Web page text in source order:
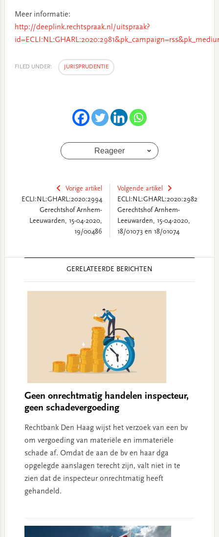
Meer informatie:
http://deeplink.rechtspraak.nl/uitspraak?
FILED UNDER: JURISPRUDENTIE
Reageer
Vorige artikel
ECLI:NL:GHARL:2020:2994
Gerechtshof Arnhem-
Leeuwarden, 15-04-2020,
19/00486
Volgende artikel
ECLI:NL:GHARL:2020:2982
Gerechtshof Arnhem-
Leeuwarden, 15-04-2020,
18/01073 en 18/01074
GERELATEERDE BERICHTEN
Geen onrechtmatig handelen inspecteur,
geen schadevergoeding
Rechtbank Den Haag wijst het verzoek van een bv
om vergoeding van materiële en immateriële
schade af. Omdat de aan de bv en haar dga
opgelegde aanslagen terecht zijn, valt niet in te
zien dat de inspecteur onrechtmatig heeft
gehandeld.